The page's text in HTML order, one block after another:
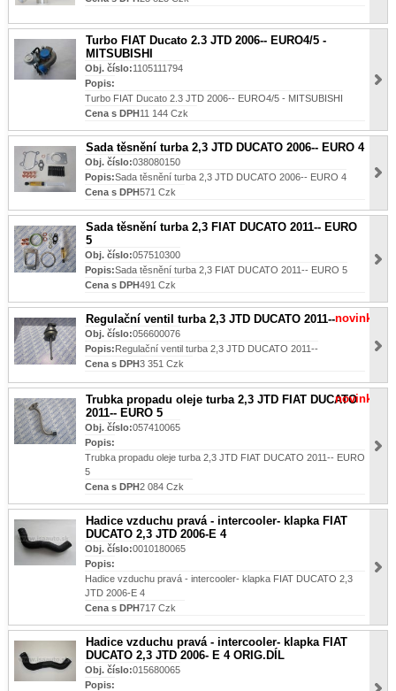
Turbo FIAT Ducato 2.3 JTD 2006-- EURO4/5 -
MITSUBISHI
Obj. číslo:1105111794
Popis:
Turbo FIAT Ducato 2.3 JTD 2006-- EURO4/5 - MITSUBISHI
Cena s DPH11 144 Czk
Sada těsnění turba 2,3 JTD DUCATO 2006-- EURO 4
Obj. číslo:038080150
Popis:Sada těsnění turba 2,3 JTD DUCATO 2006-- EURO 4
Cena s DPH571 Czk
Sada těsnění turba 2,3 FIAT DUCATO 2011-- EURO
5
Obj. číslo:057510300
Popis:Sada těsnění turba 2,3 FIAT DUCATO 2011-- EURO 5
Cena s DPH491 Czk
Regulační ventil turba 2,3 JTD DUCATO 2011--novinka
Obj. číslo:056600076
Popis:Regulační ventil turba 2,3 JTD DUCATO 2011--
Cena s DPH3 351 Czk
Trubka propadu oleje turba 2,3 JTD FIAT DUCATO
2011-- EURO 5
novinka
Obj. číslo:057410065
Popis:
Trubka propadu oleje turba 2,3 JTD FIAT DUCATO 2011-- EURO
5
Cena s DPH2 084 Czk
Hadice vzduchu pravá - intercooler- klapka FIAT
DUCATO 2,3 JTD 2006-E 4
Obj. číslo:0010180065
Popis:
Hadice vzduchu pravá - intercooler- klapka FIAT DUCATO 2,3
JTD 2006-E 4
Cena s DPH717 Czk
Hadice vzduchu pravá - intercooler- klapka FIAT
DUCATO 2,3 JTD 2006- E 4 ORIG.DÍL
Obj. číslo:015680065
Popis: